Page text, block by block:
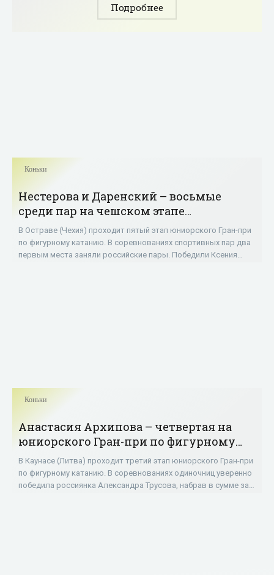
Подробнее
Коньки
Нестерова и Даренский – восьмые
среди пар на чешском этапе
юниорского Гран-при - «Фигурное
катание»
В Остраве (Чехия) проходит пятый этап юниорского Гран-при
по фигурному катанию. В соревнованиях спортивных пар два
первым места заняли российские пары. Победили Ксения
Коньки
Анастасия Архипова – четвертая на
юниорского Гран-при по фигурному
катанию в Каунасе - «Коньки»
В Каунасе (Литва) проходит третий этап юниорского Гран-при
по фигурному катанию. В соревнованиях одиночниц уверенно
победила россиянка Александра Трусова, набрав в сумме за